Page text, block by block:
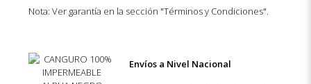
Nota: Ver garantía en la sección "Términos y Condiciones".
Envíos a Nivel Nacional